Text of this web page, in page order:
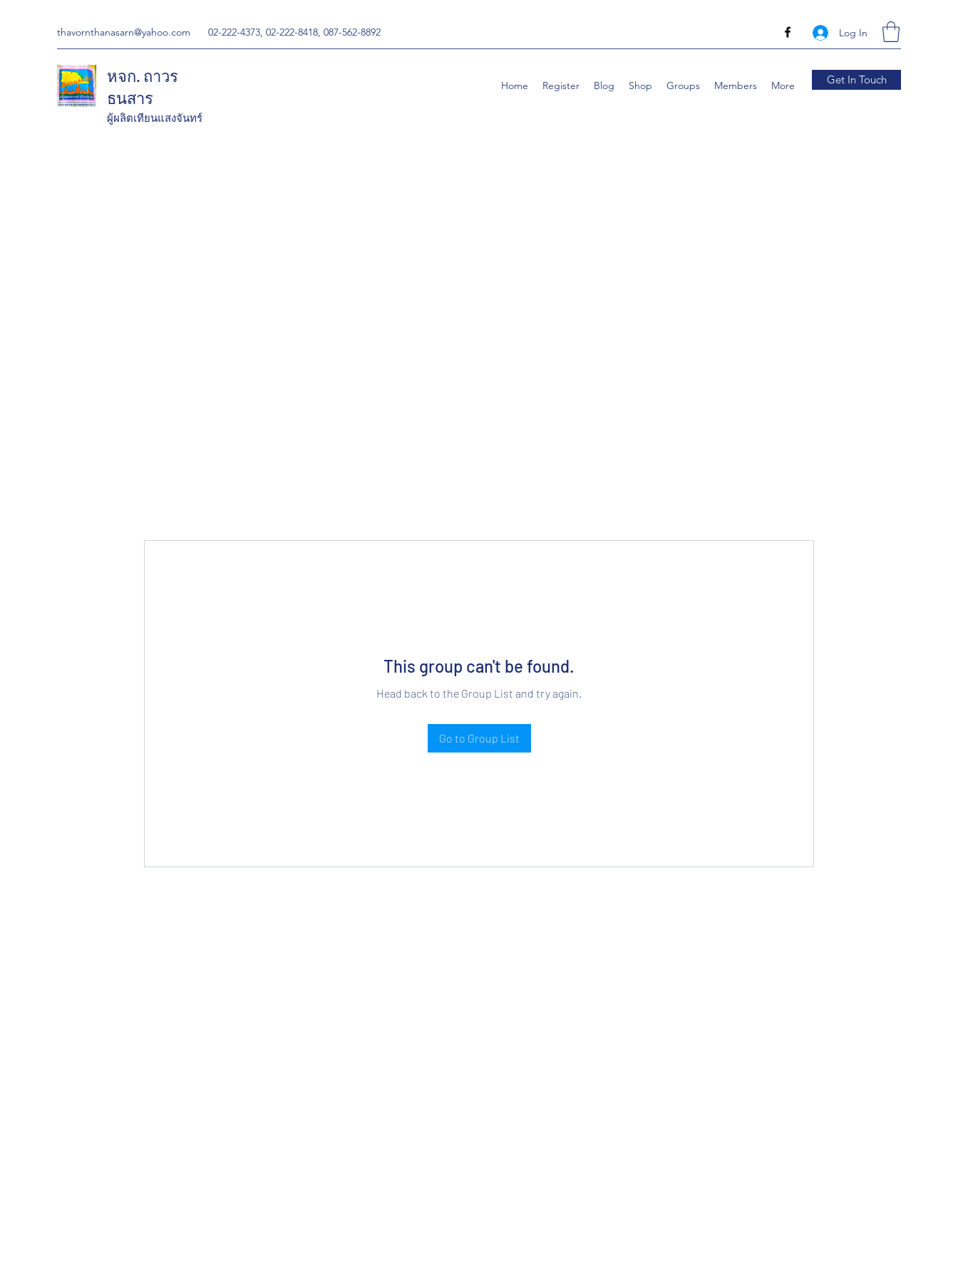
thavornthanasarn@yahoo.com 02-222-4373, 02-222-8418, 087-562-8892 Log In
หจก. ถาวร
ธนสาร
ผู้ผลิตเทียนแสงจันทร์
Home Register Blog Shop Groups Members More Get In Touch
This group can't be found.
Head back to the Group List and try again.
Go to Group List